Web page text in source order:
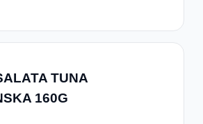
TUNA
160G